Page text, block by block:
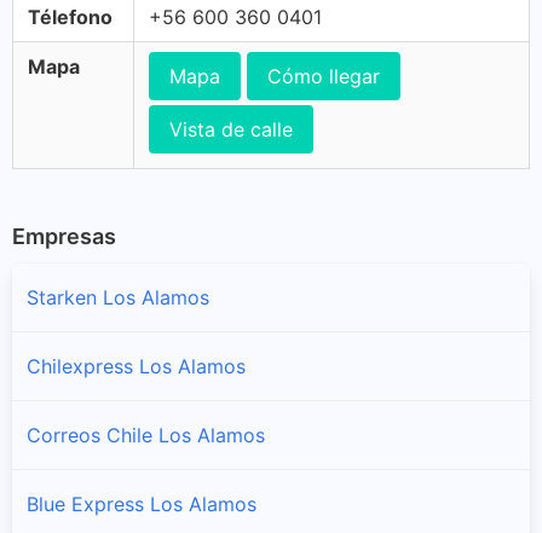
Télefono +56 600 360 0401
Mapa Mapa Cómo llegar
Vista de calle
Empresas
Starken Los Alamos
Chilexpress Los Alamos
Correos Chile Los Alamos
Blue Express Los Alamos